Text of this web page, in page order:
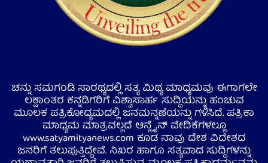
ಚನ್ನು ಸಮಗಂಡಿ ಸಾರಥ್ಯದಲ್ಲಿ ಸತ್ಯ ಮಿಥ್ಯ ಮಾಧ್ಯಮವು ಈಗಾಗಲೇ
ಲಕ್ಷಾಂತರ ಕನ್ನಡಿಗರಿಗೆ ವಿಶ್ವಾಸಾರ್ಹ ಸುದ್ದಿಯನ್ನು ಹಂಚುವ
ಮೂಲಕ ಪತ್ರಿಕೋದ್ಯಮದಲ್ಲಿ ಜನಮನ್ನಣೆಯನ್ನು ಗಳಿಸಿದೆ. ಪತ್ರಿಕಾ
ಮಾಧ್ಯಮ ಮಾತ್ರವಲ್ಲದೆ ಆನ್ಲೈನ್ ವೇದಿಕೆಗಳಲ್ಲೂ
www.satyamityanews.com ಕೂಡ ನಾವು ದೇಶ ವಿದೇಶದ
ಜನರಿಗೆ ತಲುಪುತ್ತಿದ್ದೇವೆ. ನಿಖರ ಹಾಗೂ ಸತ್ಯವಾದ ಸುದ್ದಿಗಳನ್ನು